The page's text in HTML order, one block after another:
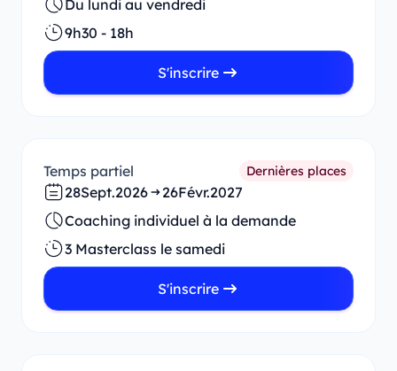
Du lundi au vendredi
9h30 - 18h
S'inscrire
Temps partiel Dernières places
28Sept.2026 26Févr.2027
Coaching individuel à la demande
3 Masterclass le samedi
S'inscrire